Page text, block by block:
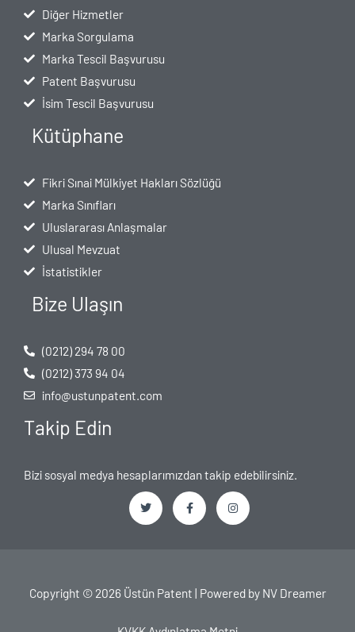
Diğer Hizmetler
Marka Sorgulama
Marka Tescil Başvurusu
Patent Başvurusu
İsim Tescil Başvurusu
Kütüphane
Fikri Sınai Mülkiyet Hakları Sözlüğü
Marka Sınıfları
Uluslararası Anlaşmalar
Ulusal Mevzuat
İstatistikler
Bize Ulaşın
(0212) 294 78 00
(0212) 373 94 04
info@ustunpatent.com
Takip Edin
Bizi sosyal medya hesaplarımızdan takip edebilirsiniz.
T
r
F
o
f
I
r
Copyright © 2026 Üstün Patent | Powered by NV Dreamer